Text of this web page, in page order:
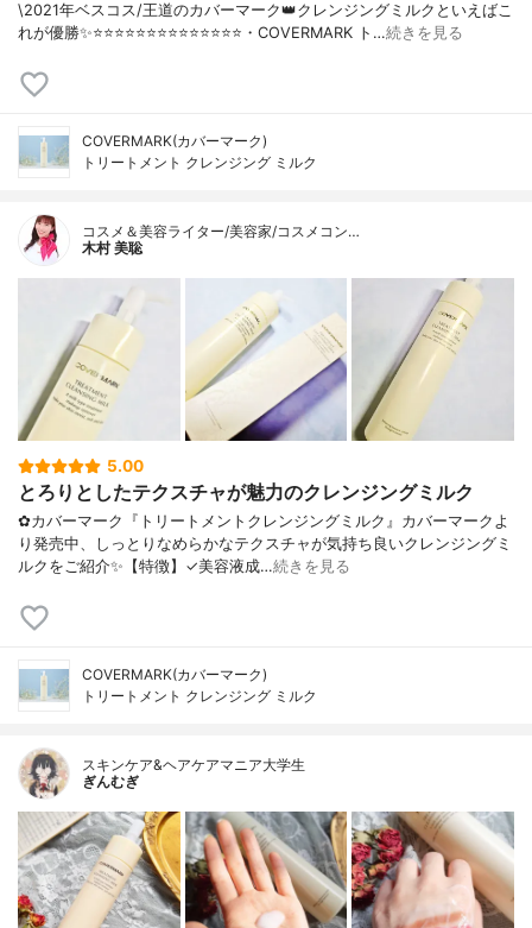
\2021年ベスコス/王道のカバーマーク👑クレンジングミルクといえばこ
れが優勝✨⭐️⭐️⭐️⭐️⭐️⭐️⭐️⭐️⭐️⭐️⭐️⭐️⭐️⭐️・COVERMARK ト…続きを見る
COVERMARK(カバーマーク)
トリートメント クレンジング ミルク
コスメ＆美容ライター/美容家/コスメコン…
木村 美聡
5.00
とろりとしたテクスチャが魅力のクレンジングミルク
✿カバーマーク『トリートメントクレンジングミルク』カバーマークよ
り発売中、しっとりなめらかなテクスチャが気持ち良いクレンジングミ
ルクをご紹介✨【特徴】✓美容液成…続きを見る
COVERMARK(カバーマーク)
トリートメント クレンジング ミルク
スキンケア&ヘアケアマニア大学生
ぎんむぎ